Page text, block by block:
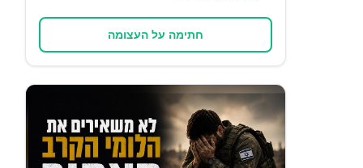
חתימה על העצומה